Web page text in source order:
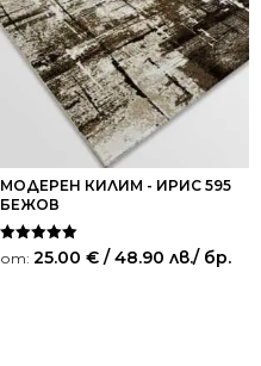
МОДЕРЕН КИЛИМ - ИРИС 595
БЕЖОВ
Оценено на
5.00
от: 25.00 € / 48.90 лв./ бр.